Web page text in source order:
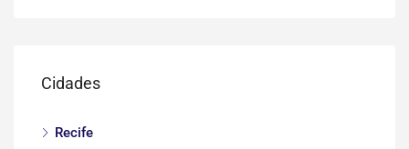
Cidades
Recife